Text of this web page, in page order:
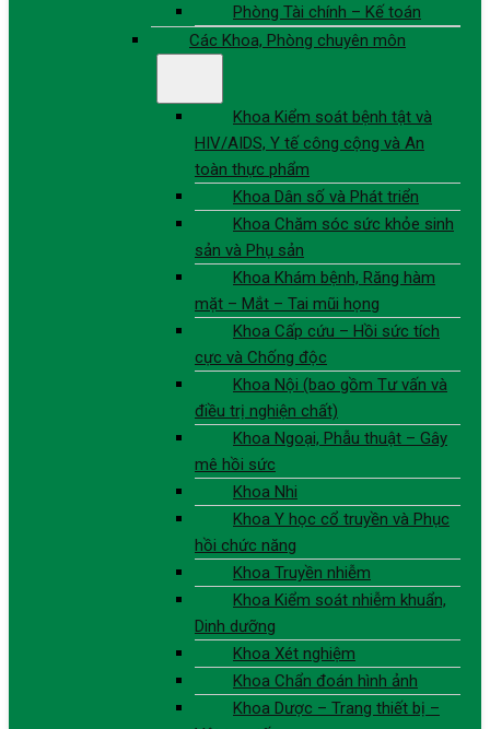
Phòng Tài chính – Kế toán
Các Khoa, Phòng chuyên môn
Khoa Kiểm soát bệnh tật và
HIV/AIDS, Y tế công cộng và An
toàn thực phẩm
Khoa Dân số và Phát triển
Khoa Chăm sóc sức khỏe sinh
sản và Phụ sản
Khoa Khám bệnh, Răng hàm
mặt – Mắt – Tai mũi họng
Khoa Cấp cứu – Hồi sức tích
cực và Chống độc
Khoa Nội (bao gồm Tư vấn và
điều trị nghiện chất)
Khoa Ngoại, Phẫu thuật – Gây
mê hồi sức
Khoa Nhi
Khoa Y học cổ truyền và Phục
hồi chức năng
Khoa Truyền nhiễm
Khoa Kiểm soát nhiễm khuẩn,
Dinh dưỡng
Khoa Xét nghiệm
Khoa Chẩn đoán hình ảnh
Khoa Dược – Trang thiết bị –